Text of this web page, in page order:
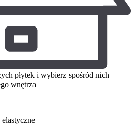
płytek i wybierz spośród nich
wnętrza